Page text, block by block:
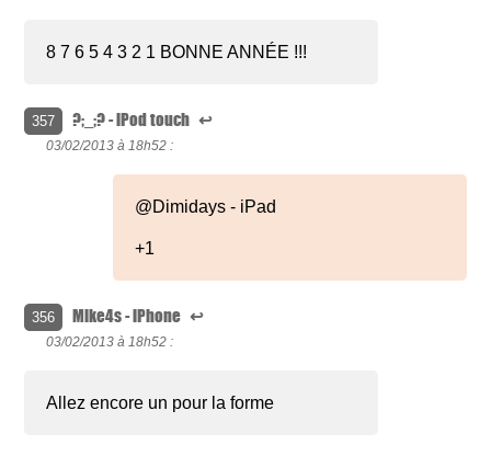
8 7 6 5 4 3 2 1 BONNE ANNÉE !!!
357 ?;_;? - iPod touch ↩
03/02/2013 à 18h52 :
@Dimidays - iPad
+1
356 Mike4s - iPhone ↩
03/02/2013 à 18h52 :
Allez encore un pour la forme